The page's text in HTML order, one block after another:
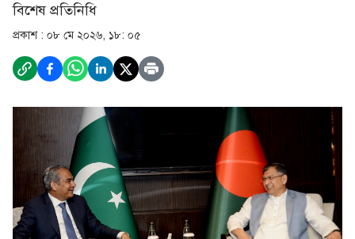
বিশেষ প্রতিনিধি
প্রকাশ : ০৮ মে ২০২৬, ১৮: ০৫